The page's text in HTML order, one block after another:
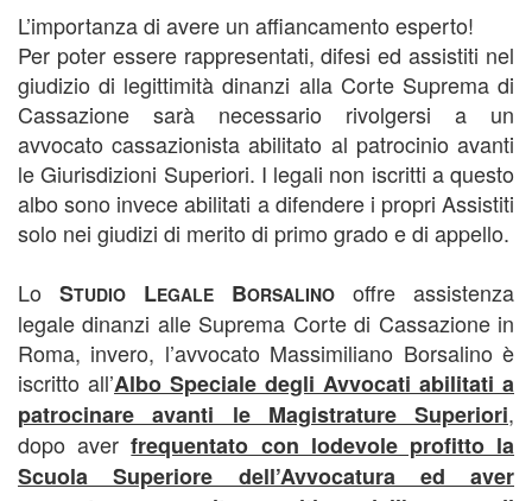
L’importanza di avere un affiancamento esperto!
Per poter essere rappresentati, difesi ed assistiti nel
giudizio di legittimità dinanzi alla Corte Suprema di
Cassazione sarà necessario rivolgersi a un
avvocato cassazionista abilitato al patrocinio avanti
le Giurisdizioni Superiori. I legali non iscritti a questo
albo sono invece abilitati a difendere i propri Assistiti
solo nei giudizi di merito di primo grado e di appello.
Lo STUDIO LEGALE BORSALINO
offre assistenza
legale dinanzi alle Suprema Corte di Cassazione in
Roma, invero, l’avvocato Massimiliano Borsalino è
iscritto all’Albo Speciale degli Avvocati abilitati a
patrocinare avanti le Magistrature Superiori,
dopo averfrequentato con lodevole profitto la
Scuola Superiore dell’Avvocatura ed aver